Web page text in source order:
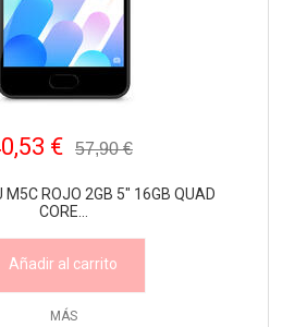
€ 57,90 €
M5C ROJO 2GB 5" 16GB QUAD
CORE...
Añadir al carrito
MÁS